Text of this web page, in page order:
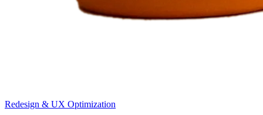
Redesign & UX Optimization